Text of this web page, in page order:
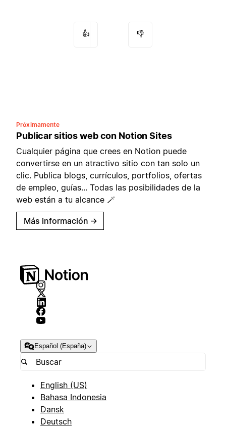
👍 👎
Próximamente
Publicar sitios web con Notion Sites
Cualquier página que crees en Notion puede
convertirse en un atractivo sitio con tan solo un
clic. Publica blogs, currículos, portfolios, ofertas
de empleo, guías... Todas las posibilidades de la
web están a tu alcance 🪄
Más información →
Español (España)
English (US)
Bahasa Indonesia
Dansk
Deutsch